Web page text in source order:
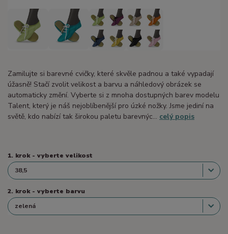
Zamilujte si barevné cvičky, které skvěle padnou a také vypadají
úžasně! Stačí zvolit velikost a barvu a náhledový obrázek se
automaticky změní. Vyberte si z mnoha dostupných barev modelu
Talent, který je náš nejoblíbenější pro úzké nožky. Jsme jediní na
světě, kdo nabízí tak širokou paletu barevnýc... celý popis
1. krok - vyberte velikost
2. krok - vyberte barvu